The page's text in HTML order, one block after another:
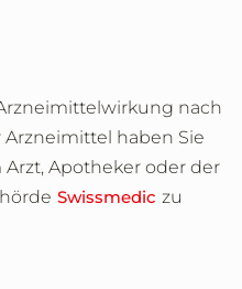
nach
haben Sie
Apotheker oder der
Swissmedic zu